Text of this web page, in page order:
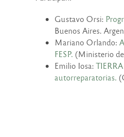
Gustavo Orsi:
Buenos Aires.
Mariano Orlando:
FESP. (Ministerio de
Emilio Iosa:
autorreparatorias.